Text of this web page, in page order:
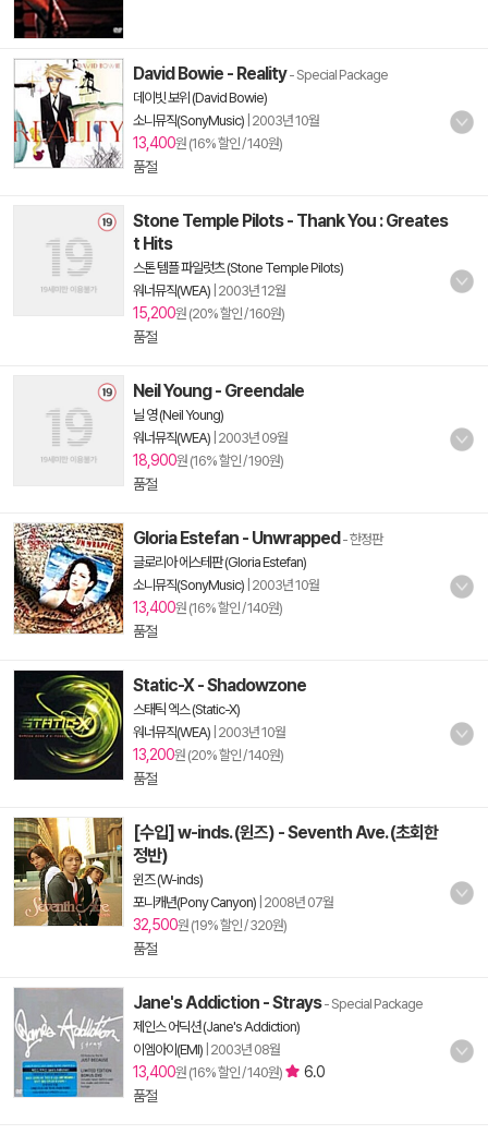
David Bowie - Reality- Special Package
데이빗 보위 (David Bowie)
소니뮤직(SonyMusic) 2003년 10월
13,400원 (16% 할인 / 140원)
품절
Stone Temple Pilots - Thank You : Greates
t Hits
스톤 템플 파일럿츠 (Stone Temple Pilots)
워너뮤직(WEA) 2003년 12월
15,200원 (20% 할인 / 160원)
품절
Neil Young - Greendale
닐 영 (Neil Young)
워너뮤직(WEA) 2003년 09월
18,900원 (16% 할인 / 190원)
품절
Gloria Estefan - Unwrapped - 한정판
글로리아 에스테판 (Gloria Estefan)
소니뮤직(SonyMusic) 2003년 10월
13,400원 (16% 할인 / 140원)
품절
Static-X - Shadowzone
스태틱 엑스 (Static-X)
워너뮤직(WEA) 2003년 10월
13,200원 (20% 할인 / 140원)
품절
[수입] w-inds. (윈즈) - Seventh Ave. (초회한
정반)
윈즈 (W-inds)
포니캐년(Pony Canyon) 2008년 07월
32,500원 (19% 할인 / 320원)
품절
Jane's Addiction - Strays- Special Package
제인스 어딕션 (Jane's Addiction)
이엠아이(EMI) 2003년 08월
13,400원 (16% 할인 / 140원)
6.0
품절